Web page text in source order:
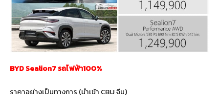
BYD Sealion7 รถไฟฟ้า100%
ราคาอย่างเป็นทางการ (นำเข้า CBU จีน)